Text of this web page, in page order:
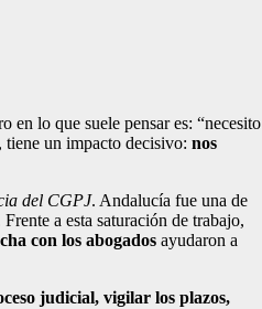
lo que suele pensar es: “necesito
tiene un impacto decisivo: nos
del CGPJ. Andalucía fue una de
a esta saturación de trabajo,
con los abogados ayudaron a
judicial, vigilar los plazos,